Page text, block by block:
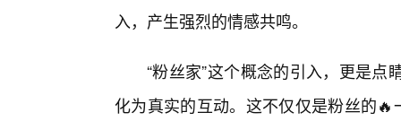
入，产生强烈的情感共鸣。
“粉丝家”这个概念的引入，更是
化为真实的互动。这不仅仅是粉丝的